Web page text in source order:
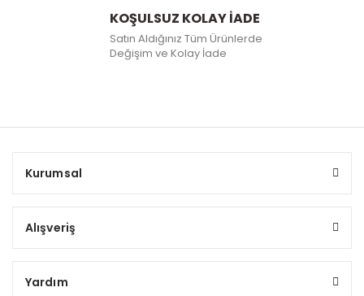
KOŞULSUZ KOLAY İADE
Satın Aldığınız Tüm Ürünlerde
Değişim ve Kolay İade
Kurumsal
Alışveriş
Yardım